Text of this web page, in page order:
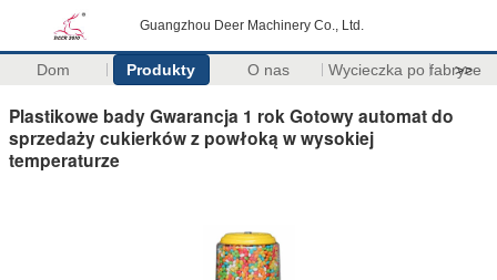
Guangzhou Deer Machinery Co., Ltd.
Dom Produkty O nas Wycieczka po fabryce
>>
Plastikowe bady Gwarancja 1 rok Gotowy automat do
sprzedaży cukierków z powłoką w wysokiej
temperaturze